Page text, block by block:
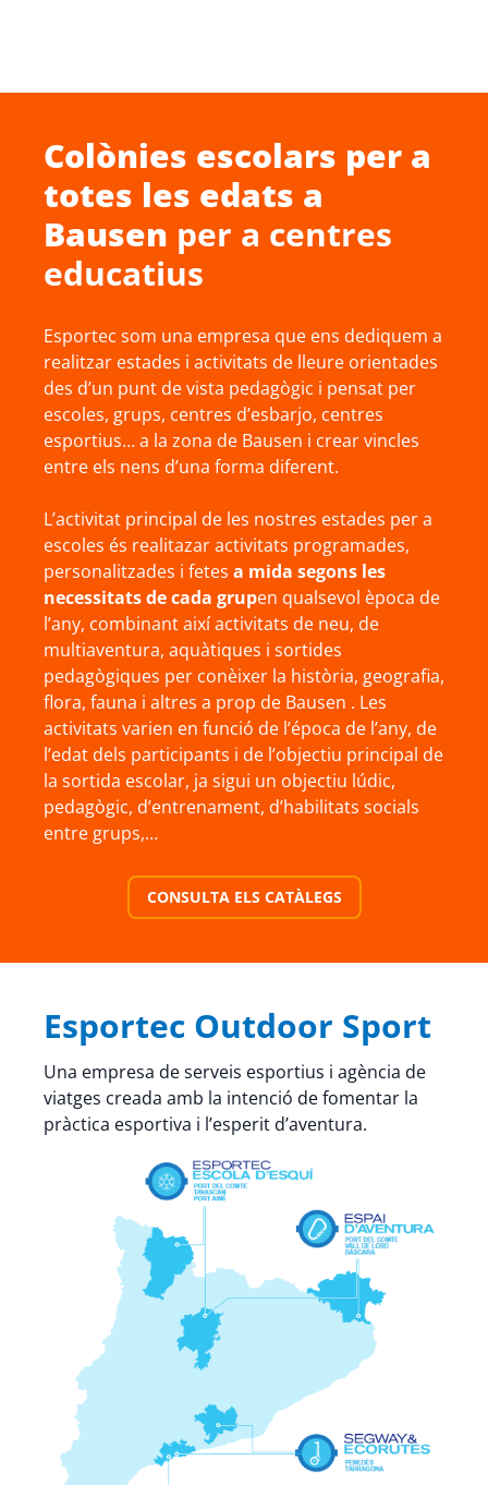
Colònies escolars per a
totes les edats a
Bausen per a centres
educatius
Esportec som una empresa que ens dediquem a
realitzar estades i activitats de lleure orientades
des d’un punt de vista pedagògic i pensat per
escoles, grups, centres d’esbarjo, centres
esportius… a la zona de Bausen i crear vincles
entre els nens d’una forma diferent.
L’activitat principal de les nostres estades per a
escoles és realitazar activitats programades,
personalitzades i fetes a mida segons les
necessitats de cada grupen qualsevol època de
l’any, combinant així activitats de neu, de
multiaventura, aquàtiques i sortides
pedagògiques per conèixer la història, geografia,
flora, fauna i altres a prop de Bausen . Les
activitats varien en funció de l’época de l’any, de
l’edat dels participants i de l’objectiu principal de
la sortida escolar, ja sigui un objectiu lúdic,
pedagògic, d’entrenament, d’habilitats socials
entre grups,…
CONSULTA ELS CATÀLEGS
Esportec Outdoor Sport
Una empresa de serveis esportius i agència de
viatges creada amb la intenció de fomentar la
pràctica esportiva i l’esperit d’aventura.